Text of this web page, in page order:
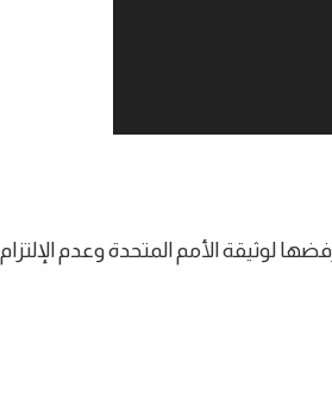
لوثيقة الأمم المتحدة وعدم الإلتزام